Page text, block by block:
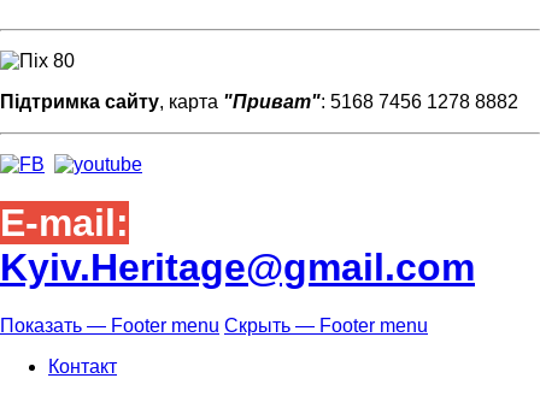
Підтримка сайту, карта "Приват": 5168 7456 1278 8882
E-mail:
Kyiv.Heritage@gmail.com
Footer
Показать — Footer menu Скрыть — Footer menu
Контакт